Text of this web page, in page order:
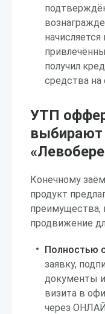
получил
средства на
УТП
выбирают
Конечному
продукт
продвижение
Полностью
заявку,
документы
визита в
через